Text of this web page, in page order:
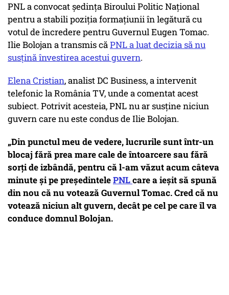
PNL a convocat ședința Biroului Politic Național
pentru a stabili poziția formațiunii în legătură cu
votul de încredere pentru Guvernul Eugen Tomac.
Ilie Bolojan a transmis căPNL a luat decizia să nu
susțină învestirea acestui guvern.
Elena Cristian, analist DC Business, a intervenit
telefonic la România TV, unde a comentat acest
subiect. Potrivit acesteia, PNL nu ar susține niciun
guvern care nu este condus de Ilie Bolojan.
„Din punctul meu de vedere, lucrurile sunt într-un
blocaj fără prea mare cale de întoarcere sau fără
sorți de izbândă, pentru că l-am văzut acum câteva
minute și pe președintelePNLcare a ieșit să spună
din nou că nu votează Guvernul Tomac. Cred că nu
votează niciun alt guvern, decât pe cel pe care îl va
conduce domnul Bolojan.